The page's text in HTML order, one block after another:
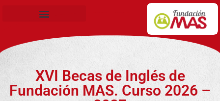
XVI Becas de Inglés de
Fundación MAS. Curso 2026 –